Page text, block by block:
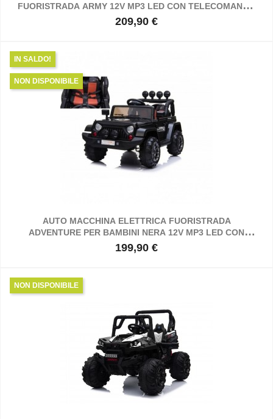
FUORISTRADA ARMY 12V MP3 LED CON TELECOMANDO
FULL OPTIONAL
Prezzo
209,90 €
AUTO MACCHINA ELETTRICA FUORISTRADA
ADVENTURE PER BAMBINI NERA 12V MP3 LED CON
TELECOMANDO FULL OPTIONAL SEDILI IN PELLE
Prezzo
199,90 €
IN SALDO!
NON DISPONIBILE
NON DISPONIBILE